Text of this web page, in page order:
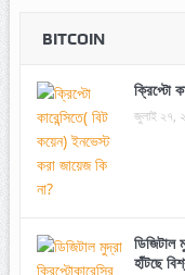
BITCOIN
ক্রিপ্টো
জুলাই ২৭,
হাঁটছে